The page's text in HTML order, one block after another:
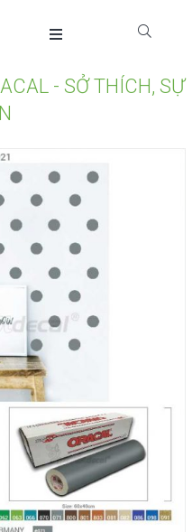
- SỞ THÍCH, SỰ